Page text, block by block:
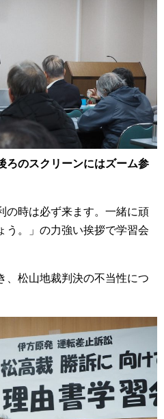
のスクリーンにはズーム参
時は必ず来ます。一緒に頑
う。」の力強い挨拶で学習会
松山地裁判決の不当性につ